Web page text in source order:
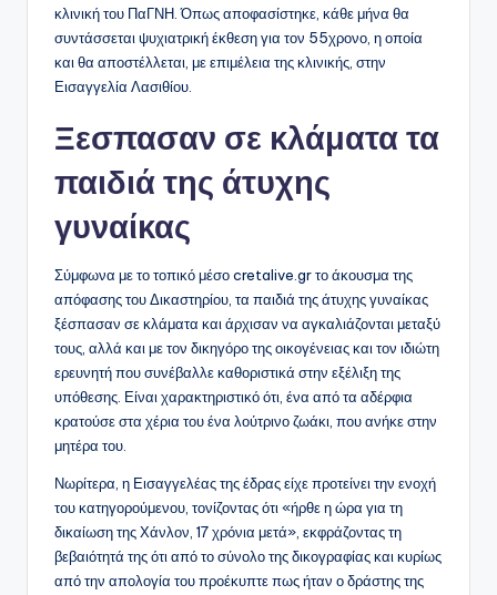
κλινική του ΠαΓΝΗ. Όπως αποφασίστηκε, κάθε μήνα θα
συντάσσεται ψυχιατρική έκθεση για τον 55χρονο, η οποία
και θα αποστέλλεται, με επιμέλεια της κλινικής, στην
Εισαγγελία Λασιθίου.
Ξεσπασαν σε κλάματα τα
παιδιά της άτυχης
γυναίκας
Σύμφωνα με το τοπικό μέσο cretalive.gr το άκουσμα της
απόφασης του Δικαστηρίου, τα παιδιά της άτυχης γυναίκας
ξέσπασαν σε κλάματα και άρχισαν να αγκαλιάζονται μεταξύ
τους, αλλά και με τον δικηγόρο της οικογένειας και τον ιδιώτη
ερευνητή που συνέβαλλε καθοριστικά στην εξέλιξη της
υπόθεσης. Είναι χαρακτηριστικό ότι, ένα από τα αδέρφια
κρατούσε στα χέρια του ένα λούτρινο ζωάκι, που ανήκε στην
μητέρα του.
Νωρίτερα, η Εισαγγελέας της έδρας είχε προτείνει την ενοχή
του κατηγορούμενου, τονίζοντας ότι «ήρθε η ώρα για τη
δικαίωση της Χάνλον, 17 χρόνια μετά», εκφράζοντας τη
βεβαιότητά της ότι από το σύνολο της δικογραφίας και κυρίως
από την απολογία του προέκυπτε πως ήταν ο δράστης της